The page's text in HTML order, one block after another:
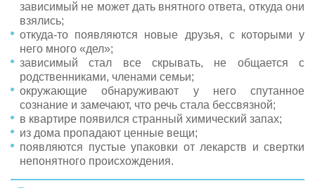
зависимый не может дать внятного ответа, откуда они
взялись;
откуда-то появляются новые друзья, с которыми у
него много «дел»;
зависимый стал все скрывать, не общается с
родственниками, членами семьи;
окружающие обнаруживают у него спутанное
сознание и замечают, что речь стала бессвязной;
в квартире появился странный химический запах;
из дома пропадают ценные вещи;
появляются пустые упаковки от лекарств и свертки
непонятного происхождения.